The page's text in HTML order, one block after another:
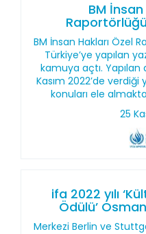
BM
BM İnsan Hakları Özel
Türkiye’ye yapılan
kamuya açtı. Yapılan
Kasım 2022’de
konuları ele
25
ifa 2022 yılı
Ödülü’
Merkezi Berlin ve